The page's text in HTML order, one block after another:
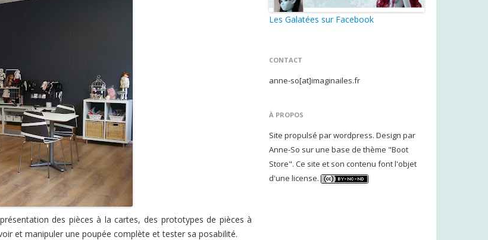
des pièces à la cartes, des prototypes de pièces à
et manipuler une poupée complète et tester sa posabilité.
Les Galatées sur Facebook
CONTACT
anne-so[at]imaginailes.fr
À PROPOS
Site propulsé par wordpress. Design par
Anne-So sur une base de thème "Boot
Store". Ce site et son contenu font l'objet
d'une license.